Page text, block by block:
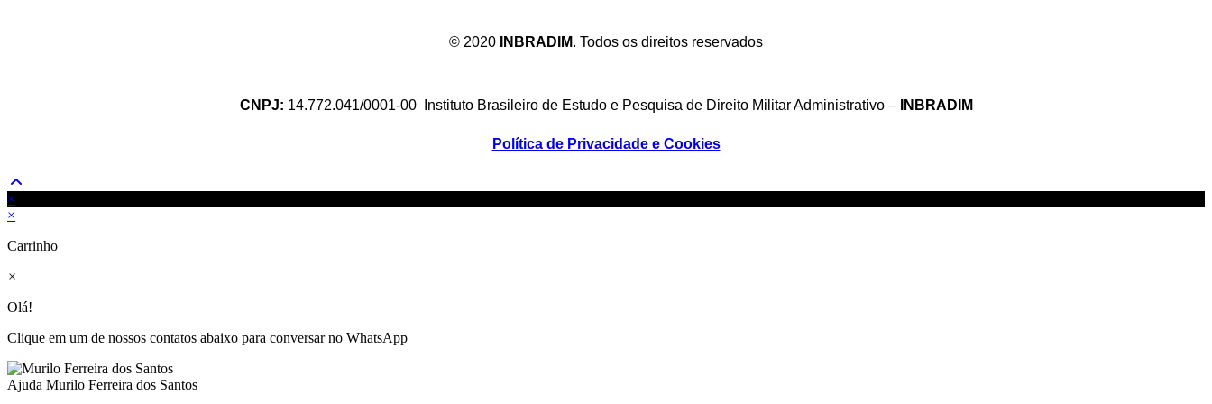
© 2020 INBRADIM. Todos os direitos reservados
CNPJ: 14.772.041/0001-00 Instituto Brasileiro de Estudo e Pesquisa de Direito Militar Administrativo – INBRADIM
Política de Privacidade e Cookies
×
×
Carrinho
×
Olá!
Clique em um de nossos contatos abaixo para conversar no WhatsApp
Ajuda Murilo Ferreira dos Santos